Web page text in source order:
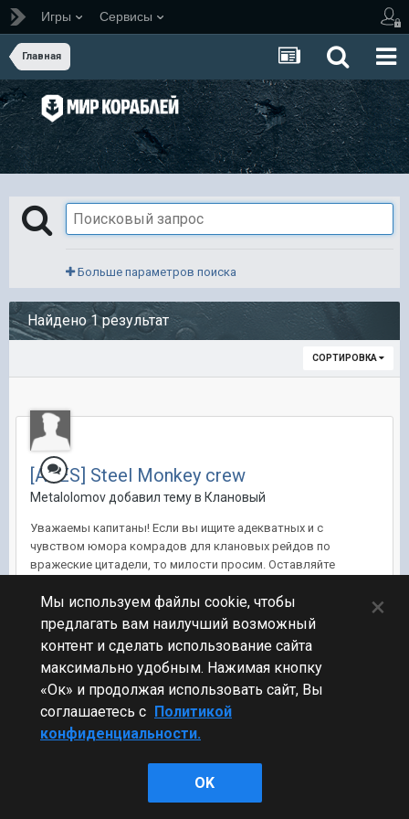
Игры Сервисы
Главная
Больше параметров поиска
Найдено 1 результат
СОРТИРОВКА
[APES] Steel Monkey crew
Metalolomov добавил тему в Клановый
Уважаемы капитаны! Если вы ищите адекватных и с
чувством юмора комрадов для клановых рейдов по
вражеские цитадели, то милости просим. Оставляйте
Командный пункт находится в городе Краснодар, Россия.
Условия: 21 + Не ниже 51% побед
18 окт 2017, 13:07:30 11 ответов
Стиль
Мы используем файлы cookie, чтобы
предлагать вам наилучший возможный
контент и сделать использование сайта
максимально удобным. Нажимая кнопку
«Ок» и продолжая использовать сайт, Вы
соглашаетесь с Политикой
конфиденциальности.
OK
×